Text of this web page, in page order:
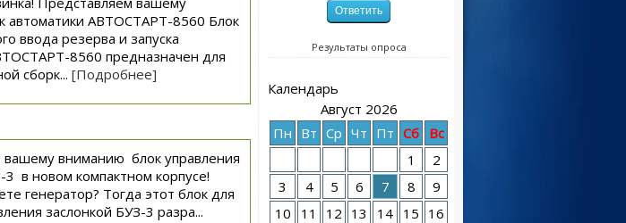
автоматики АВТОСТАРТ-8560 Блок
ввода резерва и запуска
8560 предназначен для
сборк... [Подробнее]
вашему вниманию блок управления
3 в новом компактном корпусе!
генератор? Тогда этот блок для
заслонкой БУЗ-3 разра...
Результаты опроса
Календарь
Август 2026
Пн Вт Ср Чт Пт Сб Вс
1
2
3
4 5 6 7 8
9
10
11 12 13 14 15 16